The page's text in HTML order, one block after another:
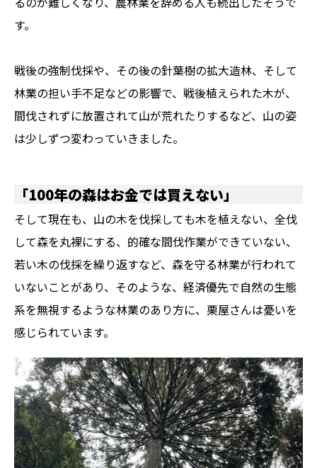
す。
戦後の強制伐採や、その後の針葉樹の拡大造林、そして
林業の担い手不足などの影響で、戦後植えられた木が、
間伐されずに放置されて山が荒れたりするなど、山の姿
は少しずつ変わっていきました。
「100年の森はお金では買えない」
そして現在も、山の木を伐採しても木を植えない、全伐
して森を丸裸にする、的確な間伐作業ができていない、
若い木の伐採を繰り返すなど、森を守る林業が行われて
いないことがあり、そのような、経済優先で自然の生態
系を無視するような林業のあり方に、栗屋さんは憂いを
感じられています。